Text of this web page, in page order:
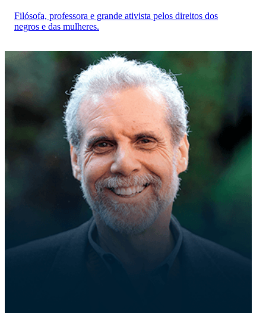
Filósofa, professora e grande ativista pelos direitos dos
negros e das mulheres.